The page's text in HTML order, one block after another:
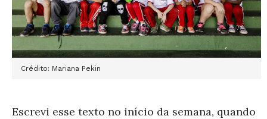
Crédito: Mariana Pekin
Escrevi esse texto no início da semana, quando